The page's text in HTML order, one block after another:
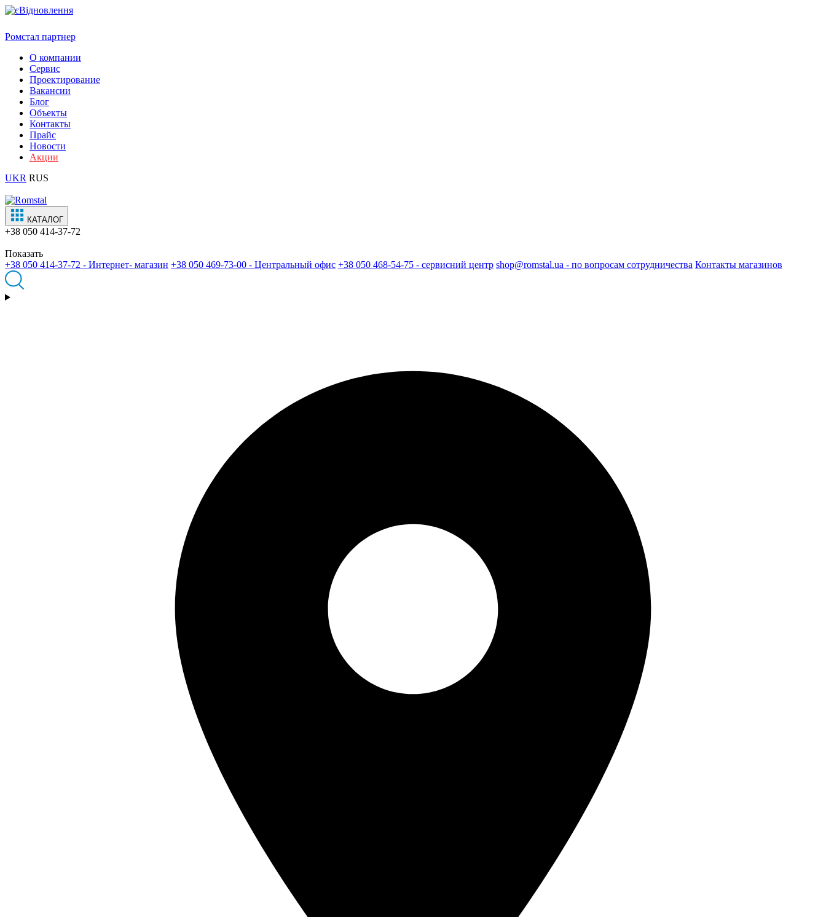
Ромстал партнер
О компании
Сервис
Проектирование
Вакансии
Блог
Объекты
Контакты
Прайс
Новости
Акции
UKR RUS
КАТАЛОГ
+38 050 414-37-72
Показать
+38 050 414-37-72 - Интернет- магазин +38 050 469-73-00 - Центральный офис +38 050 468-54-75 - сервисний центр shop@romstal.ua - по вопросам сотрудничества Контакты магазинов